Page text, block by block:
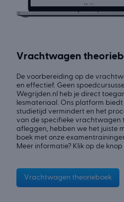
Vrachtwagen
De voorbereiding op de
en effectief. Geen
Wegrijden.nl heb je direct
lesmateriaal. Ons platform
studietijd vermindert en het
van de specifieke vrachtwagen
afleggen, hebben we het juiste
boek met onze
Meer informatie? Klik op de knop
Vrachtwagen theorieboek